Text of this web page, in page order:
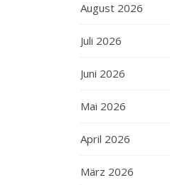
August 2026
Juli 2026
Juni 2026
Mai 2026
April 2026
März 2026